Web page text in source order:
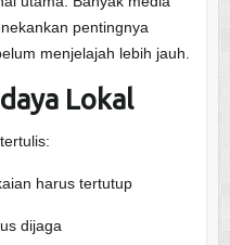
pentingnya
menjelajah lebih jauh.
Lokal
harus tertutup
dijaga